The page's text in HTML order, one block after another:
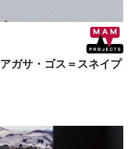
アガサ・ゴス＝スネイプ